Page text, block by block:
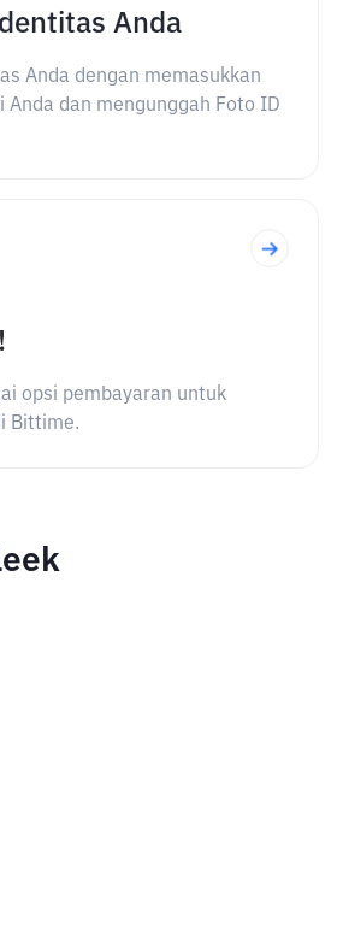
Anda
Anda dengan memasukkan
Anda dan mengunggah Foto ID
opsi pembayaran untuk
Bittime.